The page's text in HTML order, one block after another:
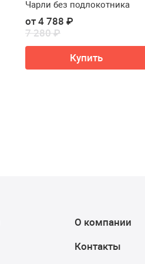
Чарли без подлокотника
от 4 788 ₽
7 280 ₽
Купить
О компании
Контакты